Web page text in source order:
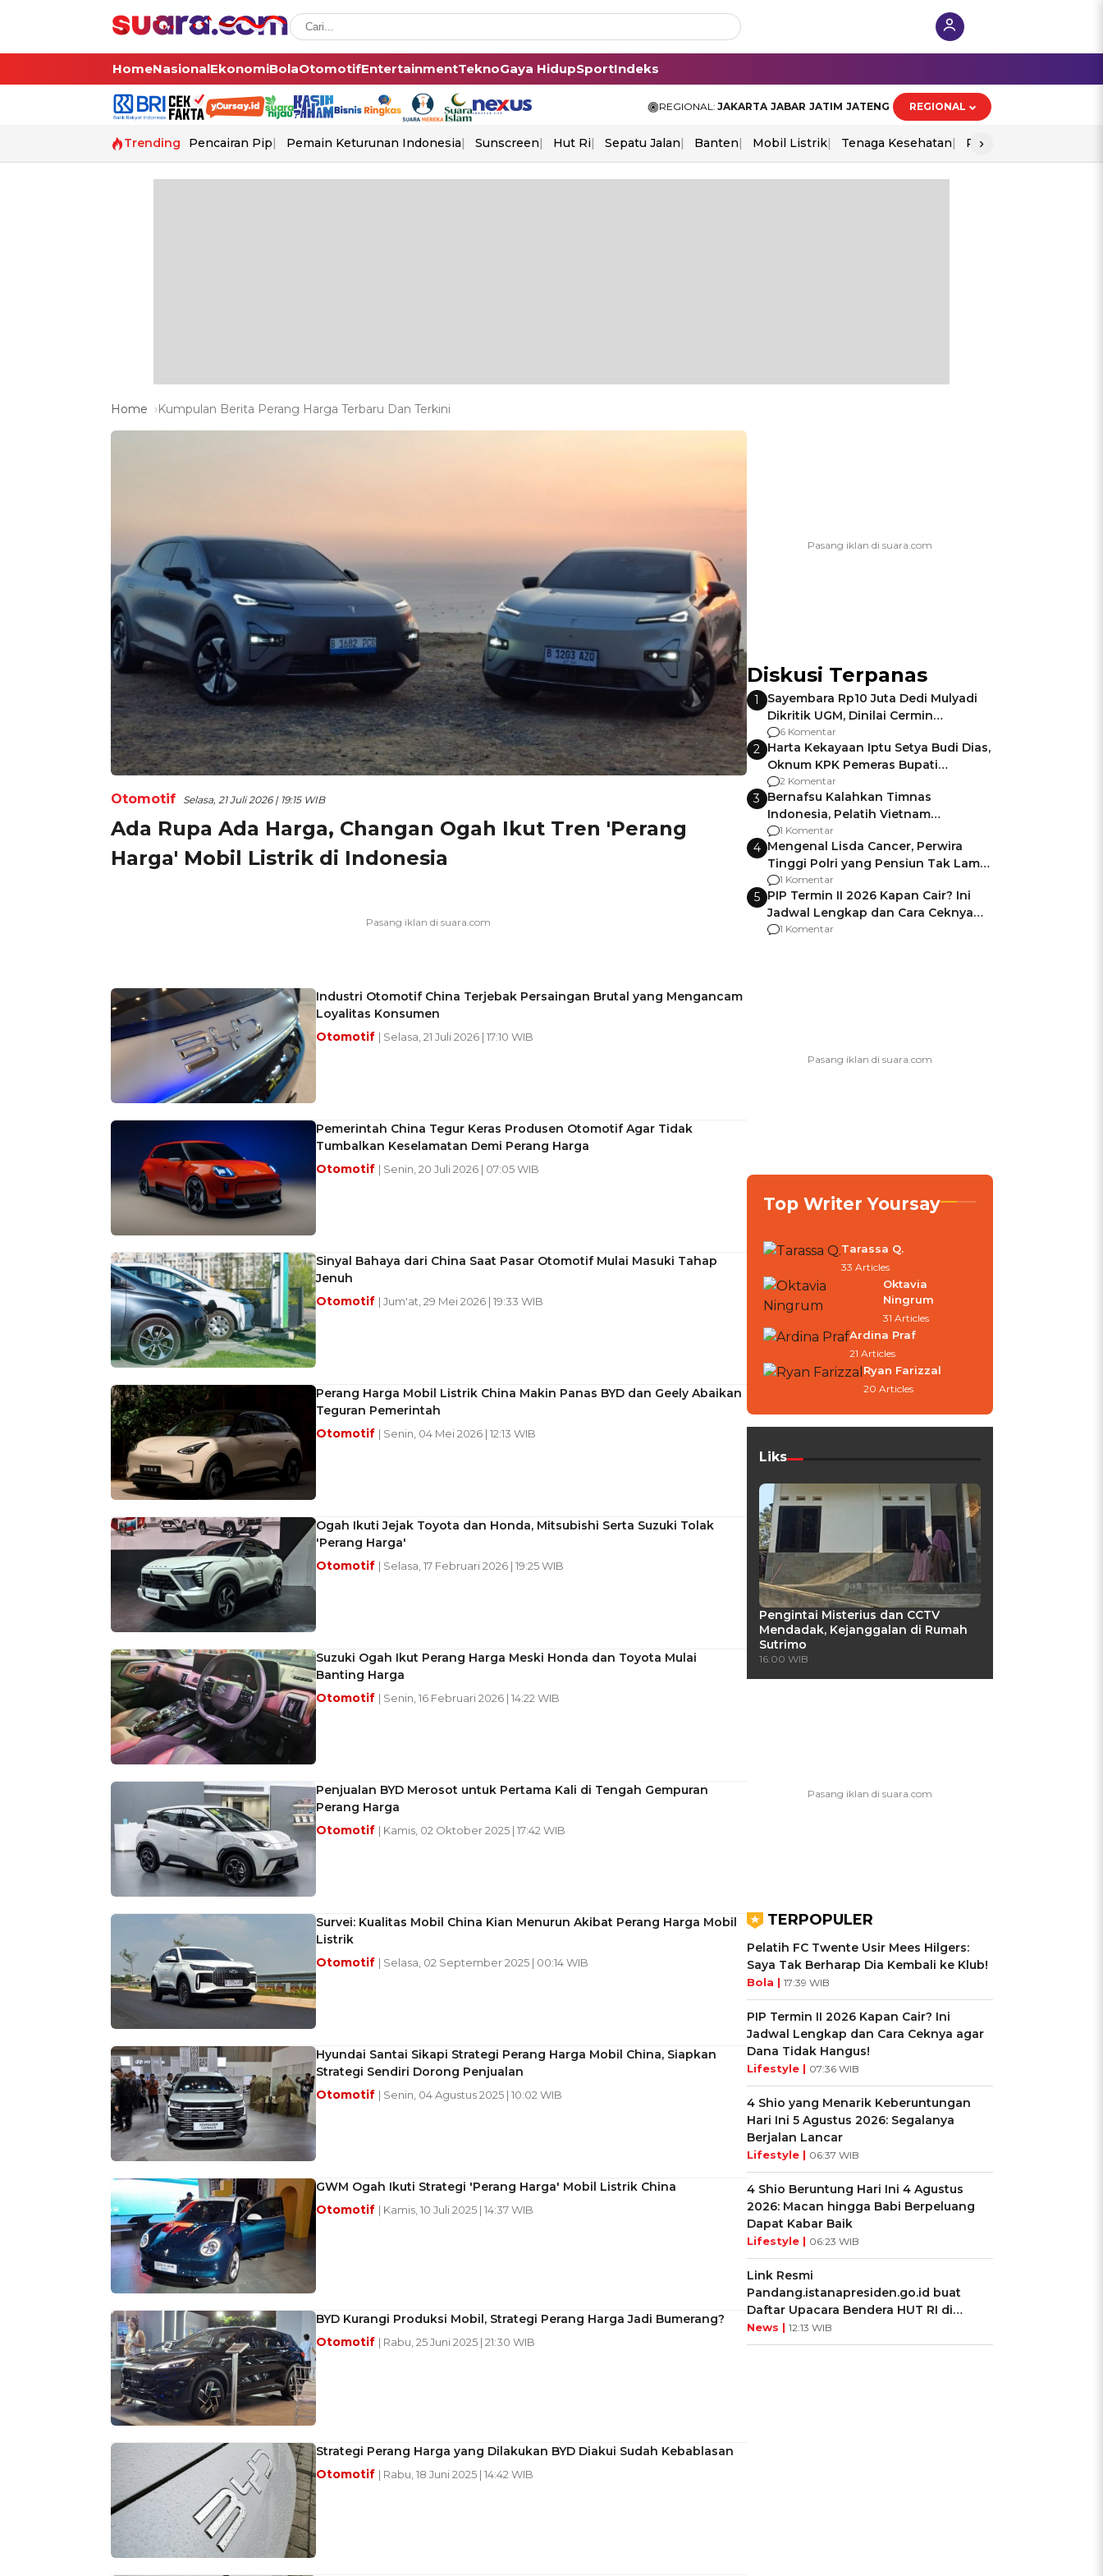
HomeNasionalEkonomiBolaOtomotifEntertainmentTeknoGaya HidupSportIndeks
REGIONAL: JAKARTA JABAR JATIM JATENG REGIONAL
Trending Pencairan Pip Pemain Keturunan Indonesia Sunscreen Hut Ri Sepatu Jalan Banten Mobil Listrik Tenaga Kesehatan Perang As-Iran
›
Home Kumpulan Berita Perang Harga Terbaru Dan Terkini
Otomotif Selasa, 21 Juli 2026 | 19:15 WIB
Ada Rupa Ada Harga, Changan Ogah Ikut Tren 'Perang
Harga' Mobil Listrik di Indonesia
Industri Otomotif China Terjebak Persaingan Brutal yang Mengancam
Loyalitas Konsumen
Otomotif | Selasa, 21 Juli 2026 | 17:10 WIB
Pemerintah China Tegur Keras Produsen Otomotif Agar Tidak
Tumbalkan Keselamatan Demi Perang Harga
Otomotif | Senin, 20 Juli 2026 | 07:05 WIB
Sinyal Bahaya dari China Saat Pasar Otomotif Mulai Masuki Tahap
Jenuh
Otomotif | Jum'at, 29 Mei 2026 | 19:33 WIB
Perang Harga Mobil Listrik China Makin Panas BYD dan Geely Abaikan
Teguran Pemerintah
Otomotif | Senin, 04 Mei 2026 | 12:13 WIB
Ogah Ikuti Jejak Toyota dan Honda, Mitsubishi Serta Suzuki Tolak
'Perang Harga'
Otomotif | Selasa, 17 Februari 2026 | 19:25 WIB
Suzuki Ogah Ikut Perang Harga Meski Honda dan Toyota Mulai
Banting Harga
Otomotif | Senin, 16 Februari 2026 | 14:22 WIB
Penjualan BYD Merosot untuk Pertama Kali di Tengah Gempuran
Perang Harga
Otomotif | Kamis, 02 Oktober 2025 | 17:42 WIB
Survei: Kualitas Mobil China Kian Menurun Akibat Perang Harga Mobil
Listrik
Otomotif | Selasa, 02 September 2025 | 00:14 WIB
Hyundai Santai Sikapi Strategi Perang Harga Mobil China, Siapkan
Strategi Sendiri Dorong Penjualan
Otomotif | Senin, 04 Agustus 2025 | 10:02 WIB
GWM Ogah Ikuti Strategi 'Perang Harga' Mobil Listrik China
Otomotif | Kamis, 10 Juli 2025 | 14:37 WIB
BYD Kurangi Produksi Mobil, Strategi Perang Harga Jadi Bumerang?
Otomotif | Rabu, 25 Juni 2025 | 21:30 WIB
Strategi Perang Harga yang Dilakukan BYD Diakui Sudah Kebablasan
Otomotif | Rabu, 18 Juni 2025 | 14:42 WIB
Diskusi Terpanas
1
Sayembara Rp10 Juta Dedi Mulyadi
Dikritik UGM, Dinilai Cermin
Gagalnya Negara Jamin Keamanan
6 Komentar
2 Harta Kekayaan Iptu Setya Budi Dias,
Oknum KPK Pemeras Bupati
Pemalang
2 Komentar
3 Bernafsu Kalahkan Timnas
Indonesia, Pelatih Vietnam
Berencana Pakai Jimat di Pakansari
1 Komentar
4 Mengenal Lisda Cancer, Perwira
Tinggi Polri yang Pensiun Tak Lama
Usai Jadi Brigjen
1 Komentar
5 PIP Termin II 2026 Kapan Cair? Ini
Jadwal Lengkap dan Cara Ceknya
agar Dana Tidak Hangus!
1 Komentar
Top Writer Yoursay
Tarassa Q.
33 Articles
Oktavia
Ningrum
31 Articles
Ardina Praf
21 Articles
Ryan Farizzal
20 Articles
Liks
Pengintai Misterius dan CCTV
Mendadak, Kejanggalan di Rumah
Sutrimo
16:00 WIB
TERPOPULER
Pelatih FC Twente Usir Mees Hilgers:
Saya Tak Berharap Dia Kembali ke Klub!
Bola | 17:39 WIB
PIP Termin II 2026 Kapan Cair? Ini
Jadwal Lengkap dan Cara Ceknya agar
Dana Tidak Hangus!
Lifestyle | 07:36 WIB
4 Shio yang Menarik Keberuntungan
Hari Ini 5 Agustus 2026: Segalanya
Berjalan Lancar
Lifestyle | 06:37 WIB
4 Shio Beruntung Hari Ini 4 Agustus
2026: Macan hingga Babi Berpeluang
Dapat Kabar Baik
Lifestyle | 06:23 WIB
Link Resmi
Pandang.istanapresiden.go.id buat
Daftar Upacara Bendera HUT RI di
Istana Negara
News | 12:13 WIB